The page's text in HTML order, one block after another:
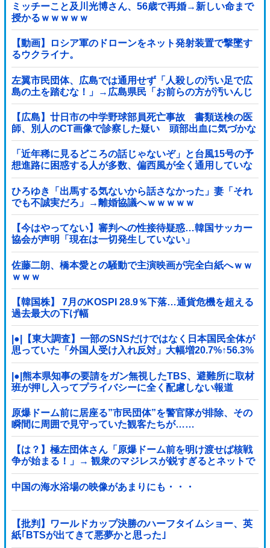
ミッチーこと及川光博さん、56歳で再婚→新しい命まで
授かるｗｗｗｗｗ
【動画】ロシア軍のドローンをネット発射装置で撃墜す
るウクライナ。
左翼市民団体、広島では通用せず「人殺しの汚い足で広
島の土を踏むな！」→広島県民「お前らの方が汚いんじ
ゃ！」「ワシらが広島県民じゃ」
【広島】廿日市の中学野球部員死亡事故 書類送検の医
師、別人のCT画像で診察した疑い 頭部出血に気づかな
かった可能性
「近年稀に見るどころの話じゃないぞ」と台風15号の予
想進路に困惑する人が多数、偏西風が全く通用していな
いんだけど……他
ひろゆき「出馬する気ないから話さなかった」妻「それ
でも不誠実だろ」→離婚協議へｗｗｗｗｗ
【今はやってない】審判への性接待疑惑…韓国サッカー
協会が声明「現在は一切発生していない」
佐藤二朗、橋本愛との騒動で主演映画が完全白紙へｗｗ
ｗｗｗ
【韓国株】 7月のKOSPI 28.9％下落…通貨危機を超える
過去最大の下げ幅
|●|【東大調査】一部のSNSだけではなく日本国民全体が
思っていた「外国人受け入れ反対」大幅増20.7%↑56.3%
|●|熊本県知事の要請をガン無視したTBS、避難所に取材
班が押し入ってプライバシーに全く配慮しない報道
を……
原爆ドーム前に居座る”市民団体”を警官隊が排除、その
瞬間に周囲で見守っていた観客たちが……
【は？】極左団体さん「原爆ドーム前を明け渡せば核戦
争が始まる！」→ 観衆のマジレスが鋭すぎるとネットで
話題に → ｗｗｗｗｗｗｗｗｗｗｗｗ
中国の海水浴場の映像があまりにも・・・
【批判】ワールドカップ決勝のハーフタイムショー、英
紙｢BTSが出てきて悪夢かと思った｣